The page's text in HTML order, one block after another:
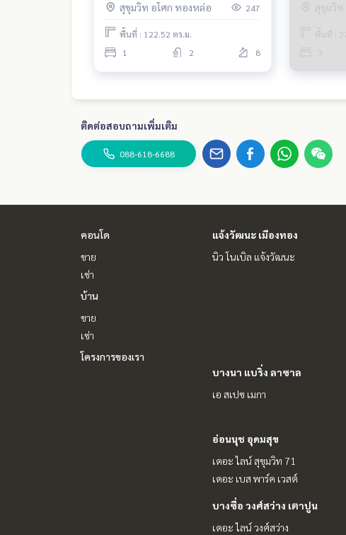
สุขุมวิท อโศก ทองหล่อ 247
พื้นที่ : 122.52 ตร.ม.
1
2 8
สุขุมวิ
พื้นที่ :
ติดต่อสอบถามเพิ่มเติม
088-618-6688
คอนโด
ขาย
เช่า
บ้าน
ขาย
เช่า
โครงการของเรา
แจ้งวัฒนะ เมืองทอง
นิว โนเบิล แจ้งวัฒนะ
บางนา แบริ่ง ลาซาล
เอ สเปซ เมกา
อ่อนนุช อุดมสุข
เดอะ ไลน์ สุขุมวิท 71
เดอะ เบส พาร์ค เวสต์
บางซื่อ วงศ์สว่าง เตาปูน
เดอะ ไลน์ วงศ์สว่าง